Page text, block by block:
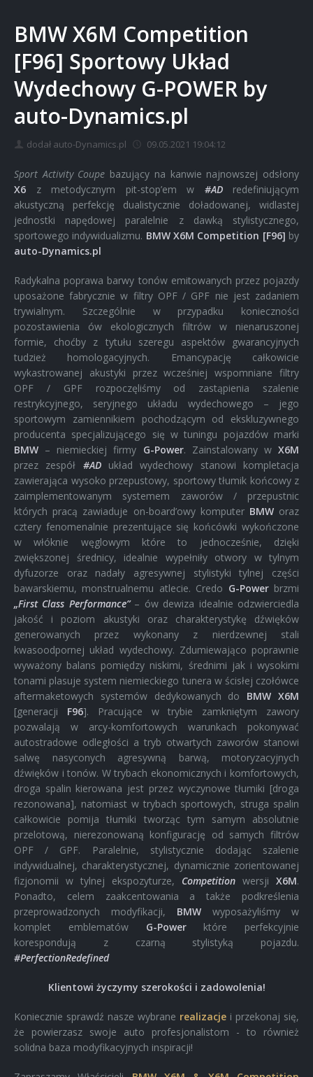
BMW X6M Competition
[F96] Sportowy Układ
Wydechowy G-POWER by
auto-Dynamics.pl
dodał auto-Dynamics.pl 09.05.2021 19:04:12
Sport Activity Coupe bazujący na kanwie najnowszej odsłony
X6 z metodycznym pit-stop’em w #ADredefiniującym
akustyczną perfekcję dualistycznie doładowanej, widlastej
jednostki napędowej paralelnie z dawką stylistycznego,
sportowego indywidualizmu. BMW X6M Competition [F96] by
auto-Dynamics.pl
Radykalna poprawa barwy tonów emitowanych przez pojazdy
uposażone fabrycznie w filtry OPF / GPF nie jest zadaniem
trywialnym. Szczególnie w przypadku konieczności
pozostawienia ów ekologicznych filtrów w nienaruszonej
formie, choćby z tytułu szeregu aspektów gwarancyjnych
tudzież homologacyjnych. Emancypację całkowicie
wykastrowanej akustyki przez wcześniej wspomniane filtry
OPF / GPF rozpoczęliśmy od zastąpienia szalenie
restrykcyjnego, seryjnego układu wydechowego – jego
sportowym zamiennikiem pochodzącym od ekskluzywnego
producenta specjalizującego się w tuningu pojazdów marki
BMW – niemieckiej firmy G-Power. Zainstalowany wX6M
przez zespół #ADukład wydechowy stanowi kompletacja
zawierająca wysoko przepustowy, sportowy tłumik końcowy z
zaimplementowanym systemem zaworów / przepustnic
których pracą zawiaduje on-board’owy komputer BMWoraz
cztery fenomenalnie prezentujące się końcówki wykończone
w włóknie węglowym które to jednocześnie, dzięki
zwiększonej średnicy, idealnie wypełniły otwory w tylnym
dyfuzorze oraz nadały agresywnej stylistyki tylnej części
bawarskiemu, monstrualnemu atlecie. Credo G-Powerbrzmi
„First Class Performance”– ów dewiza idealnie odzwierciedla
jakość i poziom akustyki oraz charakterystykę dźwięków
generowanych przez wykonany z nierdzewnej stali
kwasoodpornej układ wydechowy. Zdumiewająco poprawnie
wyważony balans pomiędzy niskimi, średnimi jak i wysokimi
tonami plasuje system niemieckiego tunera w ścisłej czołówce
aftermaketowych systemów dedykowanych do BMW X6M
[generacji F96]. Pracujące w trybie zamkniętym zawory
pozwalają w arcy-komfortowych warunkach pokonywać
autostradowe odległości a tryb otwartych zaworów stanowi
salwę nasyconych agresywną barwą, motoryzacyjnych
dźwięków i tonów. W trybach ekonomicznych i komfortowych,
droga spalin kierowana jest przez wyczynowe tłumiki [droga
rezonowana], natomiast w trybach sportowych, struga spalin
całkowicie pomija tłumiki tworząc tym samym absolutnie
przelotową, nierezonowaną konfigurację od samych filtrów
OPF / GPF. Paralelnie, stylistycznie dodając szalenie
indywidualnej, charakterystycznej, dynamicznie zorientowanej
fizjonomii w tylnej ekspozyturze, Competition wersji X6M.
Ponadto, celem zaakcentowania a także podkreślenia
przeprowadzonych modyfikacji, BMW wyposażyliśmy w
komplet emblematów G-Powerktóre perfekcyjnie
korespondują z czarną stylistyką pojazdu.
#PerfectionRedefined
Klientowi życzymy szerokości i zadowolenia!
Koniecznie sprawdź nasze wybrane realizacje i przekonaj się,
że powierzasz swoje auto profesjonalistom - to również
solidna baza modyfikacyjnych inspiracji!